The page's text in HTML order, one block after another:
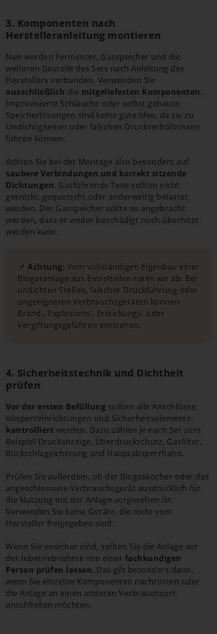
3. Komponenten nach
Herstelleranleitung montieren
Nun werden Fermenter, Gasspeicher und die
weiteren Bauteile des Sets nach Anleitung des
Herstellers verbunden. Verwenden Sie
ausschließlich die mitgelieferten Komponenten.
Improvisierte Schläuche oder selbst gebaute
Speicherlösungen sind keine gute Idee, da sie zu
Undichtigkeiten oder falschen Druckverhältnissen
führen können.
Achten Sie bei der Montage also besonders auf
saubere Verbindungen und korrekt sitzende
Dichtungen. Gasführende Teile sollten nicht
geknickt, gequetscht oder anderweitig belastet
werden. Der Gasspeicher sollte so angebracht
werden, dass er weder beschädigt noch überhitzt
werden kann.
📌 Achtung: Vom vollständigen Eigenbau einer
Biogasanlage aus Einzelteilen raten wir ab. Bei
undichten Stellen, falscher Druckführung oder
ungeeigneten Verbrauchsgeräten können
Brand-, Explosions-, Erstickungs- oder
Vergiftungsgefahren entstehen.
4. Sicherheitstechnik und Dichtheit
prüfen
Vor der ersten Befüllung sollten alle Anschlüsse,
Absperreinrichtungen und Sicherheitselemente
kontrolliert werden. Dazu zählen je nach Set zum
Beispiel Druckanzeige, Überdruckschutz, Gasfilter,
Rückschlagsicherung und Hauptabsperrhahn.
Prüfen Sie außerdem, ob der Biogaskocher oder das
angeschlossene Verbrauchsgerät ausdrücklich für
die Nutzung mit der Anlage vorgesehen ist.
Verwenden Sie keine Geräte, die nicht vom
Hersteller freigegeben sind.
Wenn Sie unsicher sind, sollten Sie die Anlage vor
der Inbetriebnahme von einer fachkundigen
Person prüfen lassen. Das gilt besonders dann,
wenn Sie einzelne Komponenten nachrüsten oder
die Anlage an einen anderen Verbrauchsort
anschließen möchten.